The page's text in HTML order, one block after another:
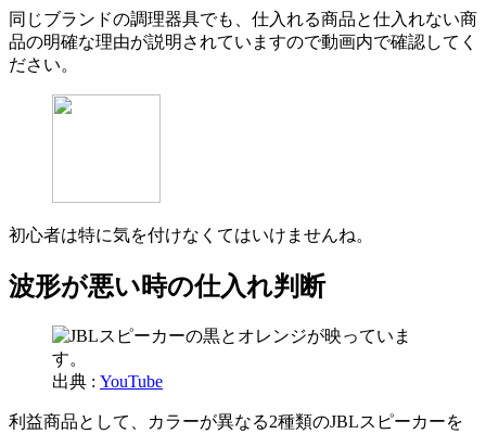
同じブランドの調理器具でも、仕入れる商品と仕入れない商
品の明確な理由が説明されていますので動画内で確認してく
ださい。
初心者は特に気を付けなくてはいけませんね。
波形が悪い時の仕入れ判断
出典 : YouTube
利益商品として、カラーが異なる2種類のJBLスピーカーを